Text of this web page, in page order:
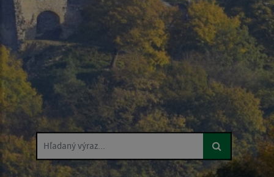
Hľadaný výraz...